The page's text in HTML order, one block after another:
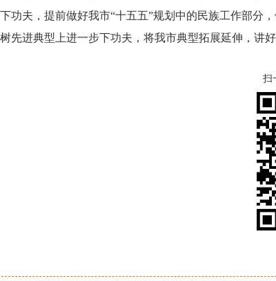
功夫，提前做好我市“十五五”规划中的民族工作部分
先进典型上进一步下功夫，将我市典型拓展延伸，讲
扫